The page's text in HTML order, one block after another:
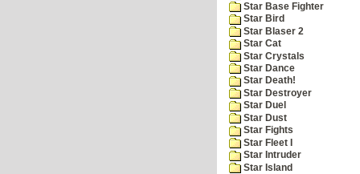
Star Base Fighter
Star Bird
Star Blaser 2
Star Cat
Star Crystals
Star Dance
Star Death!
Star Destroyer
Star Duel
Star Dust
Star Fights
Star Fleet I
Star Intruder
Star Island